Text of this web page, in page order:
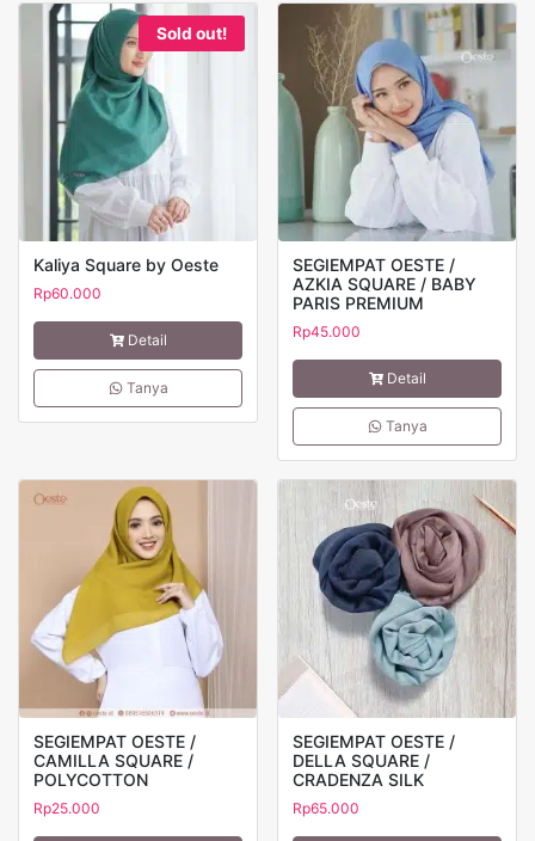
Sold out!
Kaliya Square by Oeste
Rp60.000
Detail
Tanya
SEGIEMPAT OESTE /
AZKIA SQUARE / BABY
PARIS PREMIUM
Rp45.000
Detail
Tanya
SEGIEMPAT OESTE /
CAMILLA SQUARE /
POLYCOTTON
Rp25.000
SEGIEMPAT OESTE /
DELLA SQUARE /
CRADENZA SILK
Rp65.000